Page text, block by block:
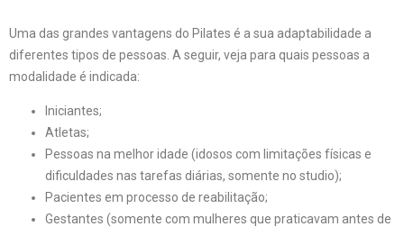
Uma das grandes vantagens do Pilates é a sua adaptabilidade a
diferentes tipos de pessoas. A seguir, veja para quais pessoas a
modalidade é indicada:
Iniciantes;
Atletas;
Pessoas na melhor idade (idosos com limitações físicas e
dificuldades nas tarefas diárias, somente no studio);
Pacientes em processo de reabilitação;
Gestantes (somente com mulheres que praticavam antes de